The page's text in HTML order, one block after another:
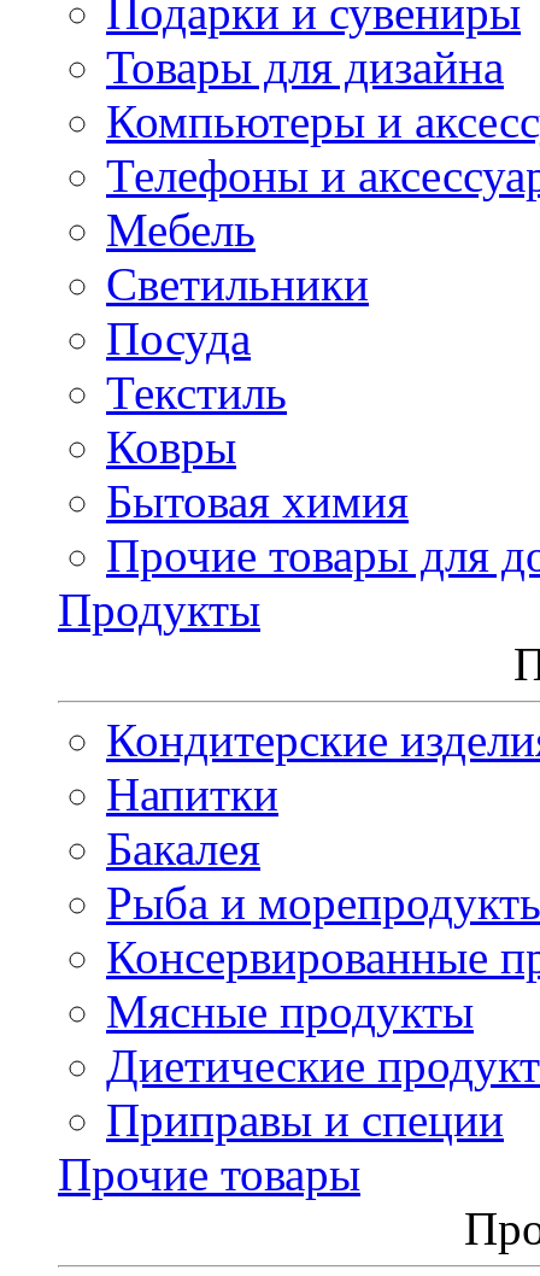
Подарки и сувениры
Товары для дизайна
Компьютеры и
Телефоны и
Мебель
Светильники
Посуда
Текстиль
Ковры
Бытовая химия
Прочие товары для
Продукты
Кондитерские
Напитки
Бакалея
Рыба и
Консервированные
Мясные продукты
Диетические
Приправы и специи
Прочие товары